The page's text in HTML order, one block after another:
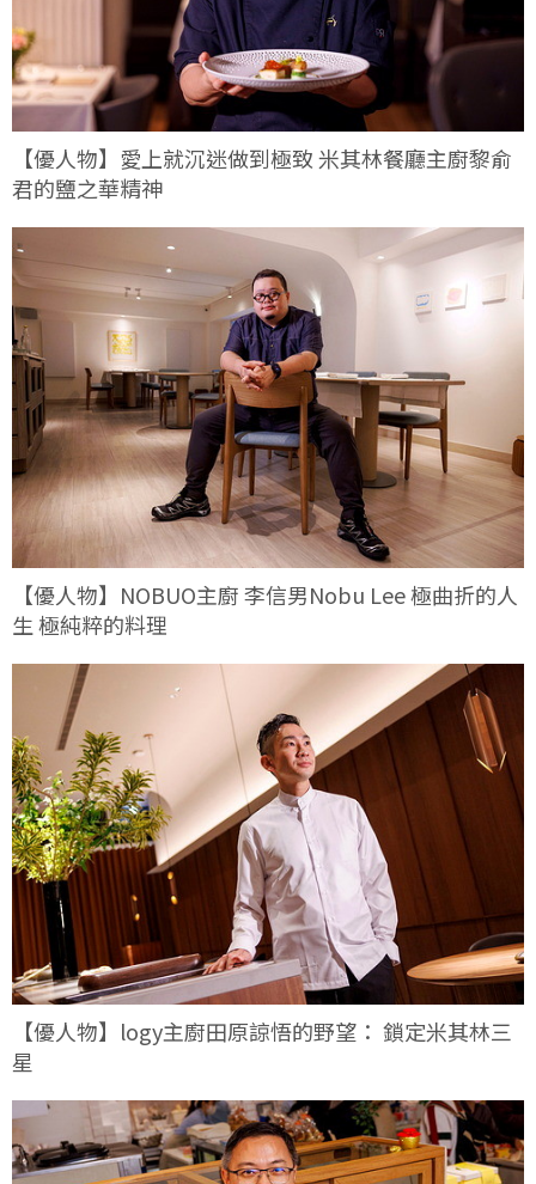
【優人物】愛上就沉迷做到極致 米其林餐廳主廚黎俞
君的鹽之華精神
【優人物】NOBUO主廚 李信男Nobu Lee 極曲折的人
生 極純粹的料理
【優人物】logy主廚田原諒悟的野望： 鎖定米其林三
星